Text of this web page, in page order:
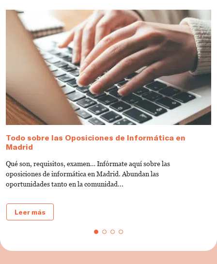
Todo sobre las Oposiciones de Informática en
Madrid
Qué son, requisitos, examen… Infórmate aquí sobre las
oposiciones de informática en Madrid. Abundan las
oportunidades tanto en la comunidad...
Leer más